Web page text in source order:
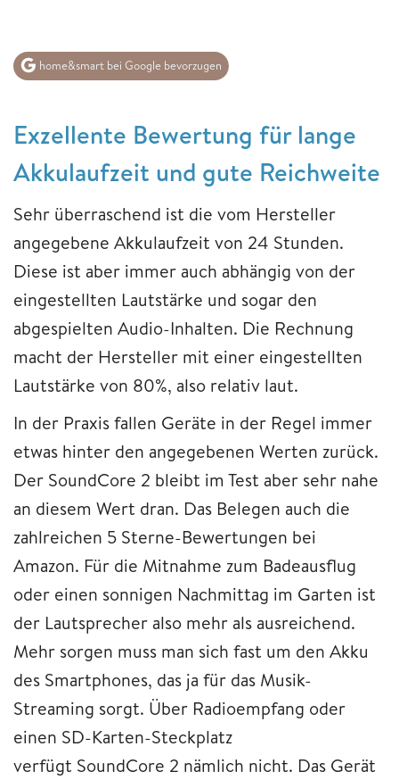
home&smart bei Google bevorzugen
Exzellente Bewertung für lange
Akkulaufzeit und gute Reichweite
Sehr überraschend ist die vom Hersteller
angegebene Akkulaufzeit von 24 Stunden.
Diese ist aber immer auch abhängig von der
eingestellten Lautstärke und sogar den
abgespielten Audio-Inhalten. Die Rechnung
macht der Hersteller mit einer eingestellten
Lautstärke von 80%, also relativ laut.
In der Praxis fallen Geräte in der Regel immer
etwas hinter den angegebenen Werten zurück.
Der SoundCore 2 bleibt im Test aber sehr nahe
an diesem Wert dran. Das Belegen auch die
zahlreichen 5 Sterne-Bewertungen bei
Amazon. Für die Mitnahme zum Badeausflug
oder einen sonnigen Nachmittag im Garten ist
der Lautsprecher also mehr als ausreichend.
Mehr sorgen muss man sich fast um den Akku
des Smartphones, das ja für das Musik-
Streaming sorgt. Über Radioempfang oder
einen SD-Karten-Steckplatz
verfügt SoundCore 2 nämlich nicht. Das Gerät